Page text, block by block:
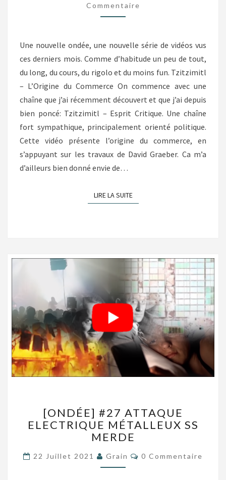
Commentaire
Une nouvelle ondée, une nouvelle série de vidéos vus
ces derniers mois. Comme d’habitude un peu de tout,
du long, du cours, du rigolo et du moins fun. Tzitzimitl
– L’Origine du Commerce On commence avec une
chaîne que j’ai récemment découvert et que j’ai depuis
bien poncé: Tzitzimitl – Esprit Critique. Une chaîne
fort sympathique, principalement orienté politique.
Cette vidéo présente l’origine du commerce, en
s’appuyant sur les travaux de David Graeber. Ca m’a
d’ailleurs bien donné envie de…
LIRE LA SUITELIRE LA SUITE
#27
ATTAQUE
ELECTRIQUE
SS
MERDE
[ONDÉE] #27 ATTAQUE
ELECTRIQUE MÉTALLEUX SS
MERDE
22 Juillet 2021 Grain Commentaires
0 Commentaire